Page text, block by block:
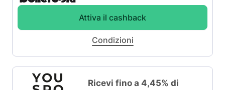
Attiva il cashback
Condizioni
Ricevi fino a 4,45% di